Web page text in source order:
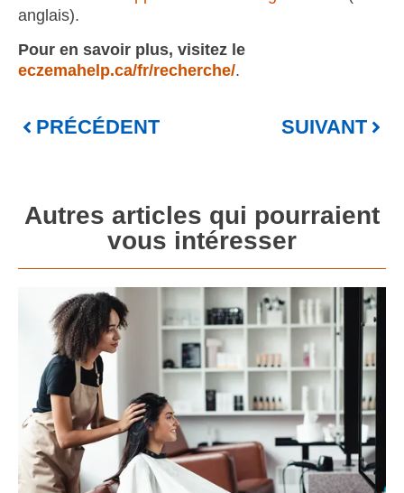
anglais).
Pour en savoir plus, visitez le
eczemahelp.ca/fr/recherche/.
PRÉCÉDENT SUIVANT
Autres articles qui pourraient
vous intéresser